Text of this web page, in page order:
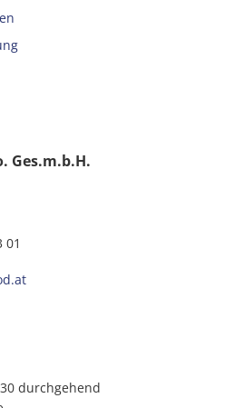
Ges.m.b.H.
01
durchgehend